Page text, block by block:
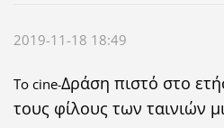
2019-11-18 18:49
Το cine-Δράση πιστό στο
τους φίλους των ταινιών